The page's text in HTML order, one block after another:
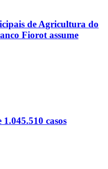
de Agricultura do
Fiorot assume
casos